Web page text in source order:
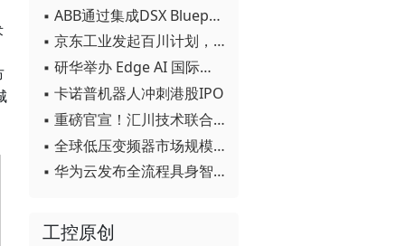
▪ ABB通过集成DSX Blueprint AI基础设施，扩大与英伟达的合作
▪ 京东工业发起百川计划， 构建工业大模型新生态
▪ 研华举办 Edge AI 国际论坛
▪ 卡诺普机器人冲刺港股IPO
▪ 重磅官宣！汇川技术联合发起 D12 联盟，开创产教融合新范式
▪ 全球低压变频器市场规模2030年将超170亿美元
▪ 华为云发布全流程具身智能开发平台CloudRobo
工控原创